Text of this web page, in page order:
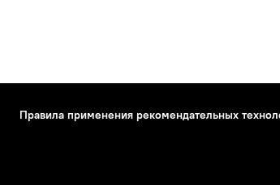
Правила применения рекомендательных